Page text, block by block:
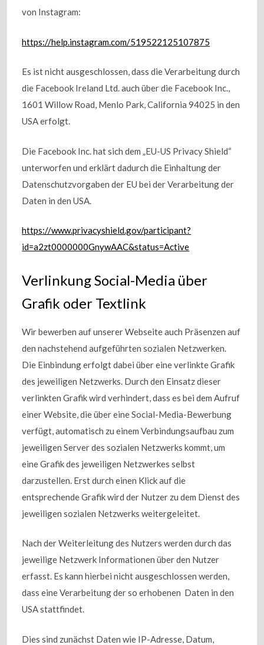
von Instagram:
https://help.instagram.com/519522125107875
Es ist nicht ausgeschlossen, dass die Verarbeitung durch
die Facebook Ireland Ltd. auch über die Facebook Inc.,
1601 Willow Road, Menlo Park, California 94025 in den
USA erfolgt.
Die Facebook Inc. hat sich dem „EU-US Privacy Shield“
unterworfen und erklärt dadurch die Einhaltung der
Datenschutzvorgaben der EU bei der Verarbeitung der
Daten in den USA.
https://www.privacyshield.gov/participant?
id=a2zt0000000GnywAAC&status=Active
Verlinkung Social-Media über
Grafik oder Textlink
Wir bewerben auf unserer Webseite auch Präsenzen auf
den nachstehend aufgeführten sozialen Netzwerken.
Die Einbindung erfolgt dabei über eine verlinkte Grafik
des jeweiligen Netzwerks. Durch den Einsatz dieser
verlinkten Grafik wird verhindert, dass es bei dem Aufruf
einer Website, die über eine Social-Media-Bewerbung
verfügt, automatisch zu einem Verbindungsaufbau zum
jeweiligen Server des sozialen Netzwerks kommt, um
eine Grafik des jeweiligen Netzwerkes selbst
darzustellen. Erst durch einen Klick auf die
entsprechende Grafik wird der Nutzer zu dem Dienst des
jeweiligen sozialen Netzwerks weitergeleitet.
Nach der Weiterleitung des Nutzers werden durch das
jeweilige Netzwerk Informationen über den Nutzer
erfasst. Es kann hierbei nicht ausgeschlossen werden,
dass eine Verarbeitung der so erhobenen Daten in den
USA stattfindet.
Dies sind zunächst Daten wie IP-Adresse, Datum,